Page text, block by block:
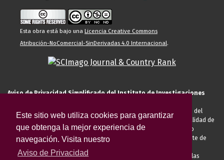
Este sitio web utiliza cookies para garantizar
que obtenga la mejor experiencia de
navegación. Visita nuestro
Aviso de Privacidad
Esta obra está bajo una Licencia Creative Commons
Atribución-NoComercial-SinDerivadas 4.0 Internacional.
Aviso de Privacidad Simplificado del Instituto de Investigaciones
El Instituto de Investigaciones Estéticas de la UNAM, es responsable del
tratamiento de sus datos personales para el registro de usted en calidad de
alumno, docente, personal de la entidad académica, conferencista o
invitado externo (nacional o extranjero), visitante, proveedor o cliente de
anteriormente descritas u otras aquellas exigidas legalmente o por las